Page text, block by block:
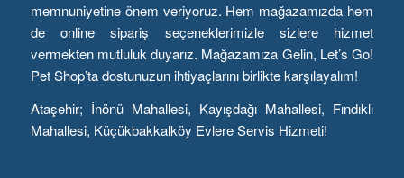
memnuniyetine önem veriyoruz. Hem mağazamızda hem
de online sipariş seçeneklerimizle sizlere hizmet
vermekten mutluluk duyarız. Mağazamıza Gelin, Let’s Go!
Pet Shop’ta dostunuzun ihtiyaçlarını birlikte karşılayalım!
Ataşehir; İnönü Mahallesi, Kayışdağı Mahallesi, Fındıklı
Mahallesi, Küçükbakkalköy Evlere Servis Hizmeti!